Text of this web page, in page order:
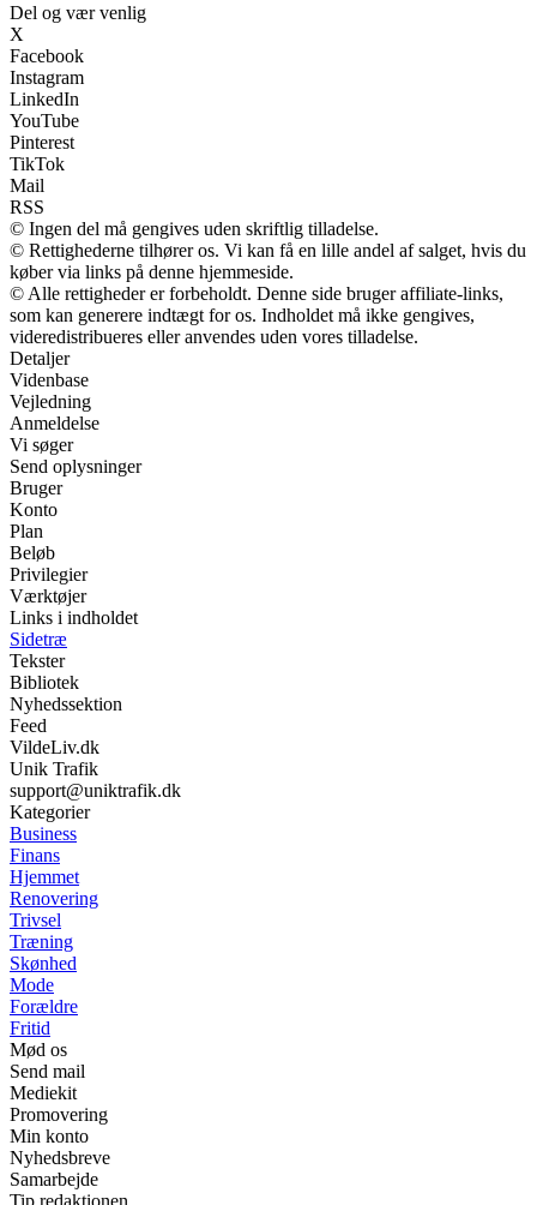
Del og vær venlig
X
Facebook
Instagram
LinkedIn
YouTube
Pinterest
TikTok
Mail
RSS
© Ingen del må gengives uden skriftlig tilladelse.
© Rettighederne tilhører os. Vi kan få en lille andel af salget, hvis du
køber via links på denne hjemmeside.
© Alle rettigheder er forbeholdt. Denne side bruger affiliate-links,
som kan generere indtægt for os. Indholdet må ikke gengives,
videredistribueres eller anvendes uden vores tilladelse.
Detaljer
Videnbase
Vejledning
Anmeldelse
Vi søger
Send oplysninger
Bruger
Konto
Plan
Beløb
Privilegier
Værktøjer
Links i indholdet
Sidetræ
Tekster
Bibliotek
Nyhedssektion
Feed
VildeLiv.dk
Unik Trafik
support@uniktrafik.dk
Kategorier
Business
Finans
Hjemmet
Renovering
Trivsel
Træning
Skønhed
Mode
Forældre
Fritid
Mød os
Send mail
Mediekit
Promovering
Min konto
Nyhedsbreve
Samarbejde
Tip redaktionen